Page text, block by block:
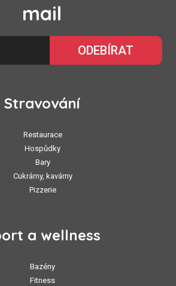
mail
ODEBÍRAT
Stravování
Restaurace
Hospůdky
Bary
Cukrárny, kavárny
Pizzerie
a wellness
Bazény
Fitness